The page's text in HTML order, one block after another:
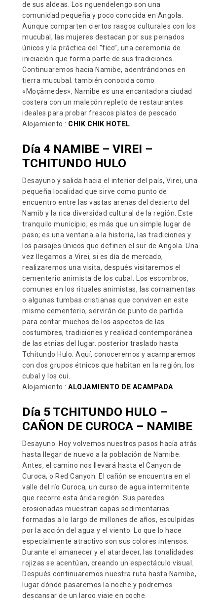
de sus aldeas. Los nguendelengo son una
comunidad pequeña y poco conocida en Angola.
Aunque comparten ciertos rasgos culturales con los
mucubal, las mujeres destacan por sus peinados
únicos y la práctica del “fico”, una ceremonia de
iniciación que forma parte de sus tradiciones.
Continuaremos hacia Namibe, adentrándonos en
tierra mucubal. también conocida como
«Moçâmedes», Namibe es una encantadora ciudad
costera con un malecón repleto de restaurantes
ideales para probar frescos platos de pescado.
Alojamiento : CHIK CHIK HOTEL
Día 4 NAMIBE – VIREI –
TCHITUNDO HULO
Desayuno y salida hacia el interior del país, Virei, una
pequeña localidad que sirve como punto de
encuentro entre las vastas arenas del desierto del
Namib y la rica diversidad cultural de la región. Este
tranquilo municipio, es más que un simple lugar de
paso; es una ventana a la historia, las tradiciones y
los paisajes únicos que definen el sur de Angola. Una
vez llegamos a Virei, si es día de mercado,
realizaremos una visita, después visitaremos el
cementerio animista de los cubal. Los escombros,
comunes en los rituales animistas, las cornamentas
o algunas tumbas cristianas que conviven en este
mismo cementerio, servirán de punto de partida
para contar muchos de los aspectos de las
costumbres, tradiciones y realidad contemporánea
de las etnias del lugar. posterior traslado hasta
Tchitundo Hulo. Aquí, conoceremos y acamparemos
con dos grupos étnicos que habitan en la región, los
cubal y los cui.
Alojamiento : ALOJAMIENTO DE ACAMPADA
Día 5 TCHITUNDO HULO –
CAÑON DE CUROCA – NAMIBE
Desayuno. Hoy volvemos nuestros pasos hacía atrás
hasta llegar de nuevo a la población de Namibe.
Antes, el camino nos llevará hasta el Canyon de
Curoca, o Red Canyon. El cañón se encuentra en el
valle del río Curoca, un curso de agua intermitente
que recorre esta árida región. Sus paredes
erosionadas muestran capas sedimentarias
formadas a lo largo de millones de años, esculpidas
por la acción del agua y el viento. Lo que lo hace
especialmente atractivo son sus colores intensos.
Durante el amanecer y el atardecer, las tonalidades
rojizas se acentúan, creando un espectáculo visual.
Después continuaremos nuestra ruta hasta Namibe,
lugar dónde pasaremos la noche y podremos
descansar de un largo viaje en coche.